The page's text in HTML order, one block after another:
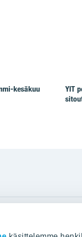
kesäkuu
YIT